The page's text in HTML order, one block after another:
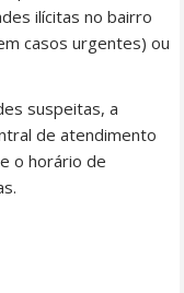
ilícitas no bairro
casos urgentes) ou
suspeitas, a
de atendimento
o horário de